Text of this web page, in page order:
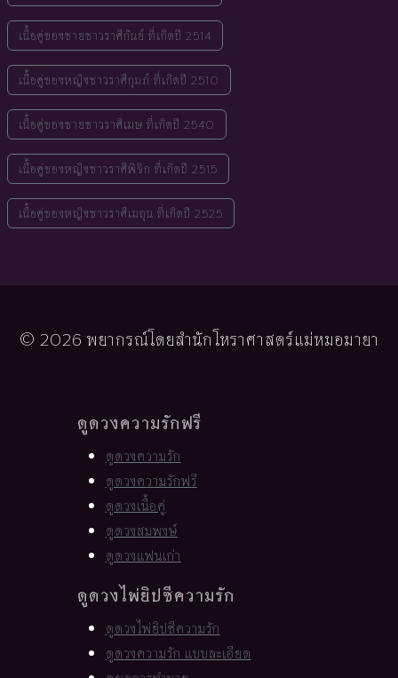
เนื้อคู่ของชายชาวราศีกันย์ ที่เกิดปี 2514
เนื้อคู่ของหญิงชาวราศีกุมภ์ ที่เกิดปี 2510
เนื้อคู่ของชายชาวราศีเมษ ที่เกิดปี 2540
เนื้อคู่ของหญิงชาวราศีพิจิก ที่เกิดปี 2515
เนื้อคู่ของหญิงชาวราศีเมถุน ที่เกิดปี 2525
© 2026 พยากรณ์โดยสำนักโหราศาสตร์แม่หมอมายา
ดูดวงความรักฟรี
ดูดวงความรัก
ดูดวงความรักฟรี
ดูดวงเนื้อคู่
ดูดวงสมพงษ์
ดูดวงแฟนเก่า
ดูดวงไพ่ยิปซีความรัก
ดูดวงไพ่ยิปซีความรัก
ดูดวงความรัก แบบละเอียด